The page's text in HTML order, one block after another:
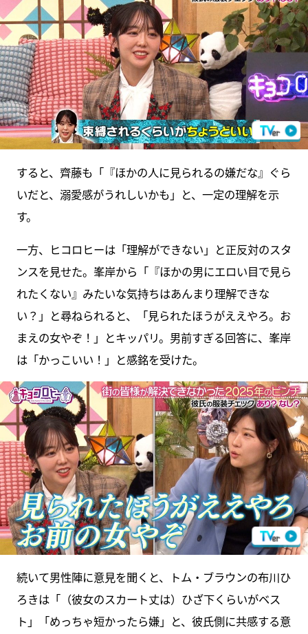
すると、齊藤も「『ほかの人に見られるの嫌だな』ぐら
いだと、溺愛感がうれしいかも」と、一定の理解を示
す。
一方、ヒコロヒーは「理解ができない」と正反対のスタ
ンスを見せた。峯岸から「『ほかの男にエロい目で見ら
れたくない』みたいな気持ちはあんまり理解できな
い？」と尋ねられると、「見られたほうがええやろ。お
まえの女やぞ！」とキッパリ。男前すぎる回答に、峯岸
は「かっこいい！」と感銘を受けた。
続いて男性陣に意見を聞くと、トム・ブラウンの布川ひ
ろきは「（彼女のスカート丈は）ひざ下くらいがベス
ト」「めっちゃ短かったら嫌」と、彼氏側に共感する意